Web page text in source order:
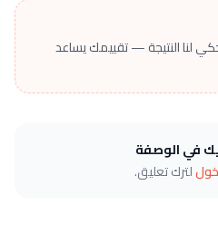
لنا النتيجة — تقييمك يساعد
في الوصفة
لترك تعليق.